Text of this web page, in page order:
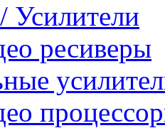
Усилители
ресиверы